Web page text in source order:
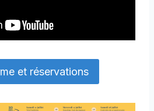
et réservations